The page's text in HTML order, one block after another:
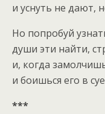
и уснуть не дают,
Но попробуй
души эти найти,
и, когда
и боишься его в
***